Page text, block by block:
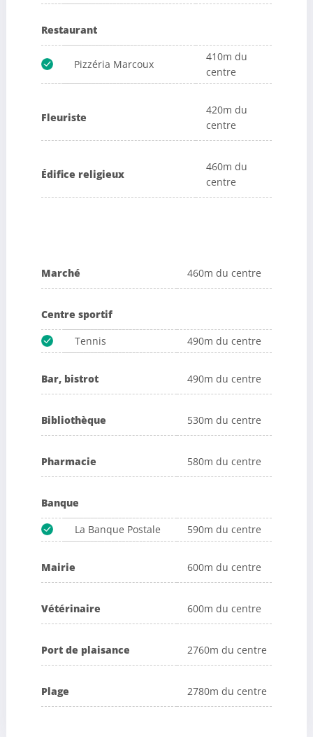
Restaurant
Pizzéria Marcoux
410m du
centre
Fleuriste
420m du
centre
Édifice religieux
460m du
centre
Marché 460m du centre
Centre sportif
Tennis
490m du centre
Bar, bistrot 490m du centre
Bibliothèque 530m du centre
Pharmacie 580m du centre
Banque
La Banque Postale
590m du centre
Mairie 600m du centre
Vétérinaire 600m du centre
Port de plaisance 2760m du centre
Plage 2780m du centre